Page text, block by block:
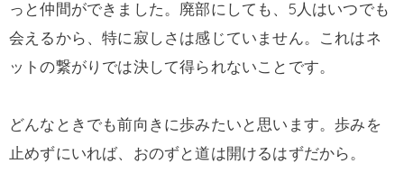
っと仲間ができました。廃部にしても、5人はいつでも
会えるから、特に寂しさは感じていません。これはネ
ットの繋がりでは決して得られないことです。
どんなときでも前向きに歩みたいと思います。歩みを
止めずにいれば、おのずと道は開けるはずだから。